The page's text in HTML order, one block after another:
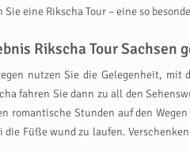
eine Rikscha Tour – eine so
Rikscha Tour Sachsen
nutzen Sie die Gelegenheit,
fahren Sie dann zu all den
romantische Stunden auf den
Füße wund zu laufen.